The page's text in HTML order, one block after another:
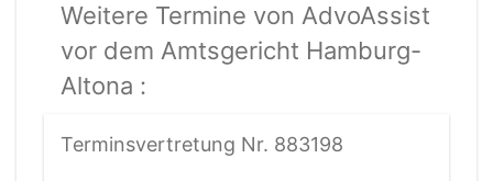
Weitere Termine von AdvoAssist
vor dem Amtsgericht Hamburg-
Altona :
Terminsvertretung Nr. 883198